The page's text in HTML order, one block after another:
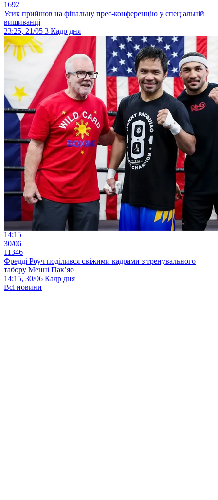
1692
Усик прийшов на фінальну прес-конференцію у спеціальній
вишиванці
23:25, 21/05 3 Кадр дня
14:15
30/06
11346
Фредді Роуч поділився свіжими кадрами з тренувального
табору Менні Пак’яо
14:15, 30/06 Кадр дня
Всі новини